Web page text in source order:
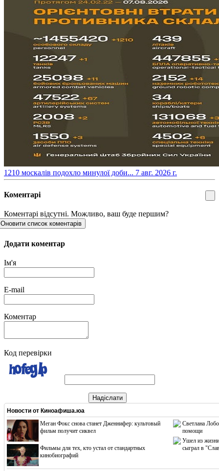
​1210 москалів подохло минулої доби... 7 авг. 2026 г.
Коментарі
Коментарі відсутні. Можливо, ваш буде першим?
Оновити список коментарів
Додати коментар
Ім'я
E-mail
Коментар
Код перевірки
Надіслати
Новости от Киноафиша.юа
Меган Фокс снова станет Дженнифер: культовый
фильм получит сиквел
Фильмы для тех, кто устал от стандартных
кинобиографий
Светлана
помощи
Ушел из жизни
сыграл в